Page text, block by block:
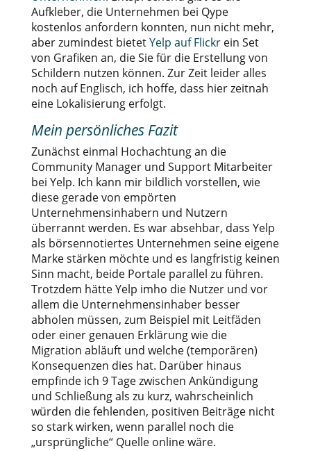
Aufkleber, die Unternehmen bei Qype
kostenlos anfordern konnten, nun nicht mehr,
aber zumindest bietetYelp auf Flickrein Set
von Grafiken an, die Sie für die Erstellung von
Schildern nutzen können. Zur Zeit leider alles
noch auf Englisch, ich hoffe, dass hier zeitnah
eine Lokalisierung erfolgt.
Mein persönliches Fazit
Zunächst einmal Hochachtung an die
Community Manager und Support Mitarbeiter
bei Yelp. Ich kann mir bildlich vorstellen, wie
diese gerade von empörten
Unternehmensinhabern und Nutzern
überrannt werden. Es war absehbar, dass Yelp
als börsennotiertes Unternehmen seine eigene
Marke stärken möchte und es langfristig keinen
Sinn macht, beide Portale parallel zu führen.
Trotzdem hätte Yelp imho die Nutzer und vor
allem die Unternehmensinhaber besser
abholen müssen, zum Beispiel mit Leitfäden
oder einer genauen Erklärung wie die
Migration abläuft und welche (temporären)
Konsequenzen dies hat. Darüber hinaus
empfinde ich 9 Tage zwischen Ankündigung
und Schließung als zu kurz, wahrscheinlich
würden die fehlenden, positiven Beiträge nicht
so stark wirken, wenn parallel noch die
„ursprüngliche“ Quelle online wäre.